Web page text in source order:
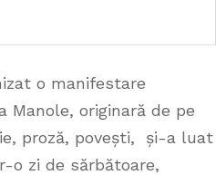
o manifestare
originară de pe
proză, povești, și-a luat
o zi de sărbătoare,